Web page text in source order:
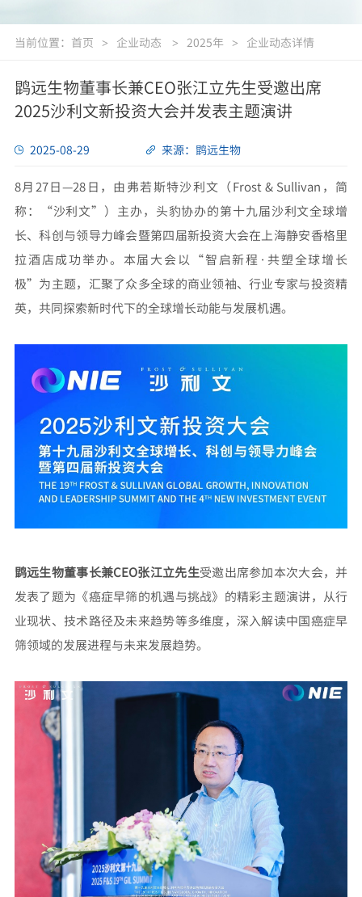
当前位置： 首页 > 企业动态 > 2025年 > 企业动态详情
鹍远生物董事长兼CEO张江立先生受邀出席
2025沙利文新投资大会并发表主题演讲
2025-08-29 来源：鹍远生物
8月27日—28日，由弗若斯特沙利文（Frost & Sullivan，简
称：“沙利文”）主办，头豹协办的第十九届沙利文全球增
长、科创与领导力峰会暨第四届新投资大会在上海静安香格里
拉酒店成功举办。本届大会以“智启新程·共塑全球增长
极”为主题，汇聚了众多全球的商业领袖、行业专家与投资精
英，共同探索新时代下的全球增长动能与发展机遇。
鹍远生物董事长兼CEO张江立先生受邀出席参加本次大会，并
发表了题为《癌症早筛的机遇与挑战》的精彩主题演讲，从行
业现状、技术路径及未来趋势等多维度，深入解读中国癌症早
筛领域的发展进程与未来发展趋势。